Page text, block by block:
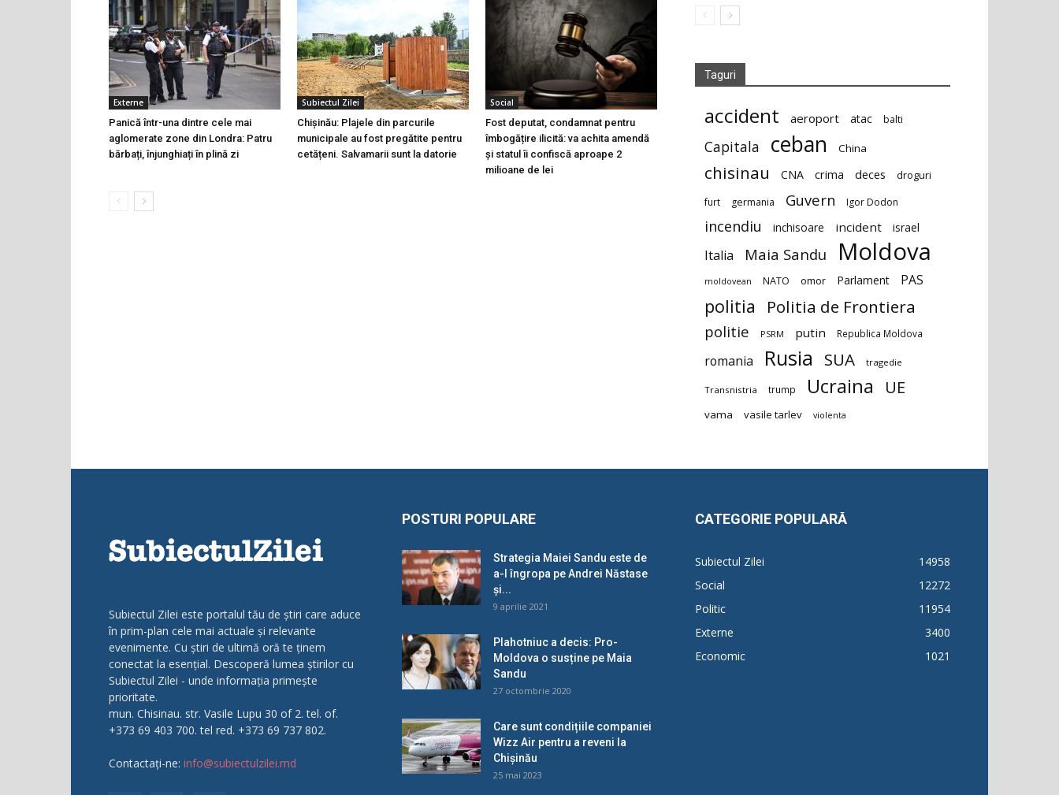
Externe
Panică într-una dintre cele mai
aglomerate zone din Londra: Patru
bărbați, înjunghiați în plină zi
Subiectul Zilei
Chișinău: Plajele din parcurile
municipale au fost pregătite pentru
cetățeni. Salvamarii sunt la datorie
Social
Fost deputat, condamnat pentru
îmbogățire ilicită: va achita amendă
și statul îi confiscă aproape 2
milioane de lei
Taguri
accident aeroport atac balti
Capitala ceban China
chisinau CNA crima deces droguri
furt germania Guvern Igor Dodon
incendiu inchisoare incident israel
Italia Maia Sandu Moldova
moldovean NATO omor Parlament PAS
politia Politia de Frontiera
politie PSRM putin Republica Moldova
romania Rusia SUA tragedie
Transnistria trump Ucraina UE
vama vasile tarlev violenta
Subiectul Zilei este portalul tău de știri care aduce
în prim-plan cele mai actuale și relevante
evenimente. Cu știri de ultimă oră te ținem
conectat la esențial. Descoperă lumea știrilor cu
Subiectul Zilei - unde informația primește
prioritate.
mun. Chisinau. str. Vasile Lupu 30 of 2. tel. of.
+373 69 403 700. tel red. +373 69 737 802.
Contactați-ne: info@subiectulzilei.md
POSTURI POPULARE
Strategia Maiei Sandu este de
a-l îngropa pe Andrei Năstase
și...
9 aprilie 2021
Plahotniuc a decis: Pro-
Moldova o susține pe Maia
Sandu
27 octombrie 2020
Care sunt condițiile companiei
Wizz Air pentru a reveni la
Chișinău
25 mai 2023
CATEGORIE POPULARĂ
Subiectul Zilei
14958
Social
12272
Politic
11954
Externe
3400
Economic
1021